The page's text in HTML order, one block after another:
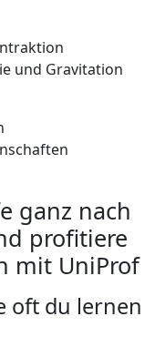
und Gravitation
ganz nach
profitiere
mit UniProf
oft du lernen